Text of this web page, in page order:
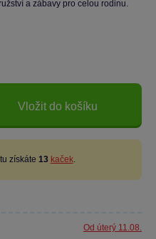
a zábavy pro celou rodinu.
Vložit do košíku
získáte 13 kaček.
Od úterý 11.08.